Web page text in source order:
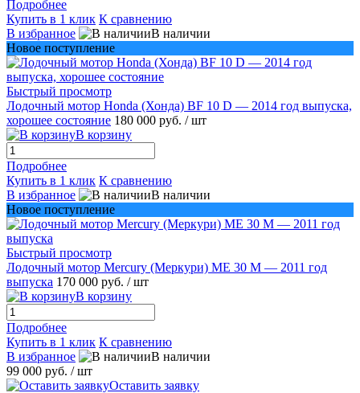
Подробнее
Купить в 1 клик К сравнению
В избранное
В наличии
Новое поступление
Быстрый просмотр
Лодочный мотор Honda (Хонда) BF 10 D — 2014 год выпуска,
хорошее состояние 180 000 руб. / шт
В корзину
Подробнее
Купить в 1 клик К сравнению
В избранное
В наличии
Новое поступление
Быстрый просмотр
Лодочный мотор Mercury (Меркури) ME 30 M — 2011 год
выпуска 170 000 руб. / шт
В корзину
Подробнее
Купить в 1 клик К сравнению
В избранное
В наличии
99 000 руб. / шт
Оставить заявку